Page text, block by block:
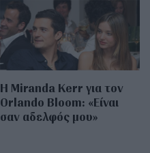
Η Miranda Kerr για τον
Orlando Bloom: «Είναι
σαν αδελφός μου»